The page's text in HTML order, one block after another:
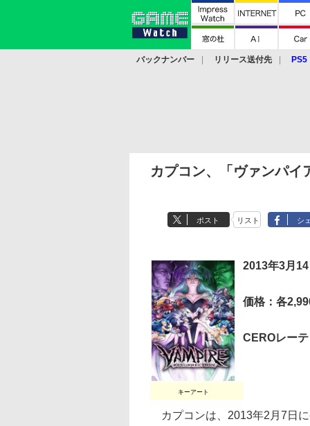
バックナンバー リリース送付先
PS5
カプコン、「ヴァンパイ
ポスト リスト シ
キーアート
2013年3月
価格：各
CEROレー
カプコンは、2013年2月7日